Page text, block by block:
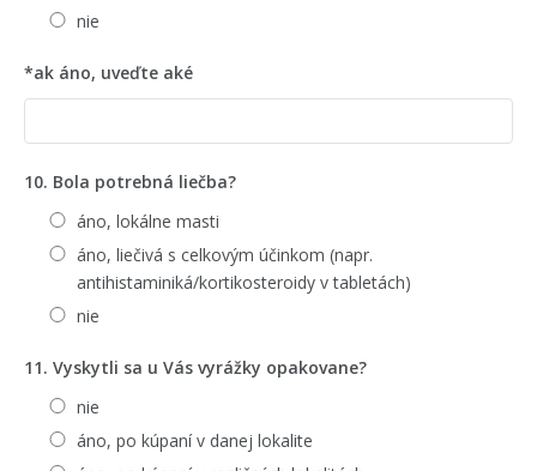
nie
*ak áno, uveďte aké
10. Bola potrebná liečba?
áno, lokálne masti
áno, liečivá s celkovým účinkom (napr.
antihistaminiká/kortikosteroidy v tabletách)
nie
11. Vyskytli sa u Vás vyrážky opakovane?
nie
áno, po kúpaní v danej lokalite